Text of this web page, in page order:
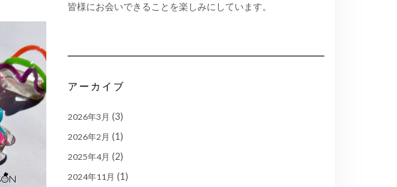
皆様にお会いできることを楽しみにしています。
アーカイブ
2026年3月 (3)
2026年2月 (1)
2025年4月 (2)
2024年11月 (1)